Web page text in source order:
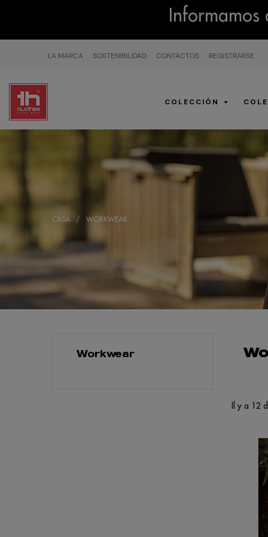
LA MARCA SOSTENIBILIDAD CONTACTOS REGISTRARSE
COLECCIÓN
CASA WORKWEAR
Workwear
Il y a 12